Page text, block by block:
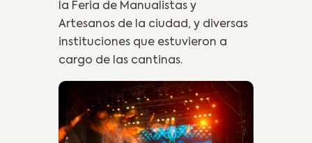
la Feria de Manualistas y
Artesanos de la ciudad, y diversas
instituciones que estuvieron a
cargo de las cantinas.